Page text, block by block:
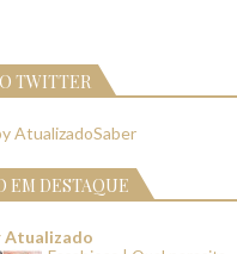
TWITTER
AtualizadoSaber
EM DESTAQUE
Atualizado